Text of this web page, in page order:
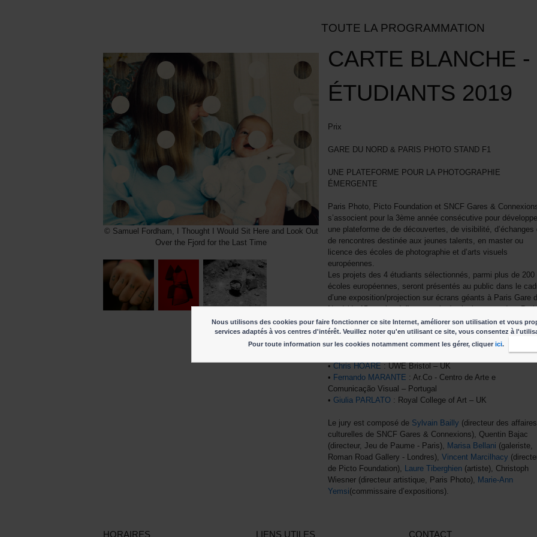
TOUTE LA PROGRAMMATION
© Samuel Fordham, I Thought I Would Sit Here and Look Out
Over the Fjord for the Last Time
CARTE BLANCHE -
ÉTUDIANTS 2019
Prix
GARE DU NORD & PARIS PHOTO STAND F1
UNE PLATEFORME POUR LA PHOTOGRAPHIE
ÉMERGENTE
Paris Photo, Picto Foundation et SNCF Gares &
s’associent pour la 3ème année consécutive pour
une plateforme de de découvertes, de visibilité, d’échanges
de rencontres destinée aux jeunes talents, en master ou
licence des écoles de photographie et d’arts visuels
européennes.
Les projets des 4 étudiants sélectionnés, parmi plus de 200
écoles européennes, seront présentés au public dans le
d’une exposition/projection sur écrans géants à Paris Gare
Nord (du 15 octobre à fin novembre), ainsi que pendant
Photo dans un espace dédié de la foire.
4 LAUREATS CARTE BLANCHE ETUDIANTS 2019
• Chris HOARE : UWE Bristol – UK
• Fernando MARANTE : Ar.Co - Centro de Arte e
Comunicação Visual – Portugal
• Giulia PARLATO: Royal College of Art – UK
Le jury est composé de Sylvain Bailly (directeur des affaires
culturelles de SNCF Gares & Connexions), Quentin Bajac
(directeur, Jeu de Paume - Paris), Marisa Bellani (galeriste,
Roman Road Gallery - Londres), Vincent Marcilhacy
de Picto Foundation), Laure Tiberghien(artiste), Christoph
Wiesner (directeur artistique, Paris Photo), Marie-Ann
Yemsi(commissaire d’expositions).
HORAIRES LIENS UTILES CONTACT
Nous utilisons des cookies pour faire fonctionner ce site Internet, améliorer son utilisation et vous
services adaptés à vos centres d'intérêt. Veuillez noter qu'en utilisant ce site, vous consentez à
Pour toute information sur les cookies notamment comment les gérer, cliquer ici.